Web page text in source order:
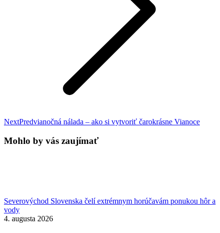
NextNext
Predvianočná nálada – ako si vytvoriť čarokrásne Vianoce
Mohlo by vás zaujímať
Severovýchod Slovenska čelí extrémnym horúčavám ponukou hôr a
vody
4. augusta 2026